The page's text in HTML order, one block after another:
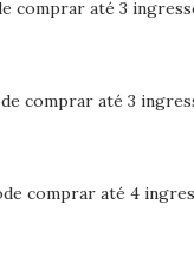
comprar até 3
comprar até 3
comprar até 4